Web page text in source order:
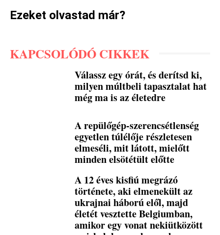
Ezeket olvastad már?
KAPCSOLÓDÓ CIKKEK
Válassz egy órát, és derítsd ki,
milyen múltbeli tapasztalat hat
még ma is az életedre
A repülőgép-szerencsétlenség
egyetlen túlélője részletesen
elmeséli, mit látott, mielőtt
minden elsötétült előtte
A 12 éves kisfiú megrázó
története, aki elmenekült az
ukrajnai háború elől, majd
életét vesztette Belgiumban,
amikor egy vonat nekiütközött